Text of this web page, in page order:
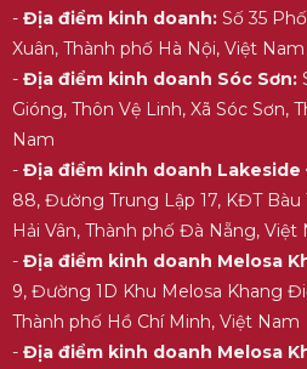
- Địa điểm kinh doanh:Số 35
Xuân, Thành phố Hà Nội, Việt Nam
- Địa điểm kinh doanh Sóc Sơn:
Gióng, Thôn Vệ Linh, Xã Sóc Sơn,
Nam
- Địa điểm kinh doanh Lakeside
88, Đường Trung Lập 17, KĐT
Hải Vân, Thành phố Đà Nẵng, Việt
- Địa điểm kinh doanh Melosa
9, Đường 1D Khu Melosa Khang
Thành phố Hồ Chí Minh, Việt Nam
- Địa điểm kinh doanh Melosa